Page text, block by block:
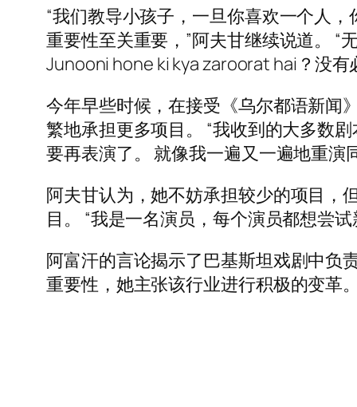
“我们教导小孩子，一旦你喜欢一个人
重要性至关重要，”阿夫甘继续说道。
Junooni hone ki kya zaroorat hai？没有
今年早些时候，在接受《乌尔都语新闻
繁地承担更多项目。 “我收到的大多数
要再表演了。 就像我一遍又一遍地重演
阿夫甘认为，她不妨承担较少的项目，
目。 “我是一名演员，每个演员都想尝
阿富汗的言论揭示了巴基斯坦戏剧中负
重要性，她主张该行业进行积极的变革